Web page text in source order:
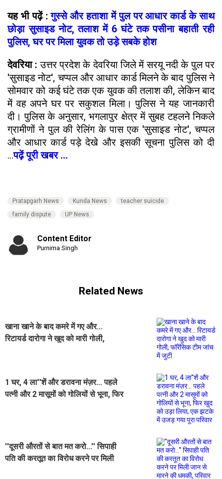
यह भी पढ़ें :गुस्से और हताशा में पुल पर आधार कार्ड के साथ
छोड़ा सुसाइड नोट, तलाश में 6 घंटे तक पसीना बहाती रही
पुलिस, घर पर मिला युवक तो उड़े सबके होश
देवरिया :उत्तर प्रदेश के देवरिया जिले में सरयू नदी के पुल पर
'सुसाइड नोट', चप्पल और आधार कार्ड मिलने के बाद पुलिस ने
सोमवार को कई घंटे तक एक युवक की तलाश की, लेकिन बाद
में वह अपने घर पर सकुशल मिला। पुलिस ने यह जानकारी
दी। पुलिस के अनुसार, भगलापुर क्षेत्र में सुबह टहलने निकले
ग्रामीणों ने पुल की रेलिंग के पास एक 'सुसाइड नोट', चप्पल
और आधार कार्ड पड़े देखे और इसकी सूचना पुलिस को दी
...पढ़ें पूरी खबर ...
Pratapgarh News Kunda News
teacher suicide
family dispute
UP News
Content Editor
Purnima Singh
Related News
खाना खाने के बाद कमरे में गए और...
रिटायर्ड दारोगा ने खुद को मारी गोली,
1 घर, 4 ला''शें और डरावना मंज़र... पहले
पत्नी और 2 मासूमों को गोलियों से भूना, फिर
''दूसरी औरतों से बात मत करो...'' सिपाही
पति की करतूत का विरोध करने पर मिली